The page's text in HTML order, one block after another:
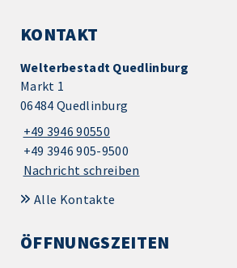
KONTAKT
Welterbestadt Quedlinburg
Markt 1
06484 Quedlinburg
+49 3946 90550
+49 3946 905-9500
Nachricht schreiben
Alle Kontakte
ÖFFNUNGSZEITEN